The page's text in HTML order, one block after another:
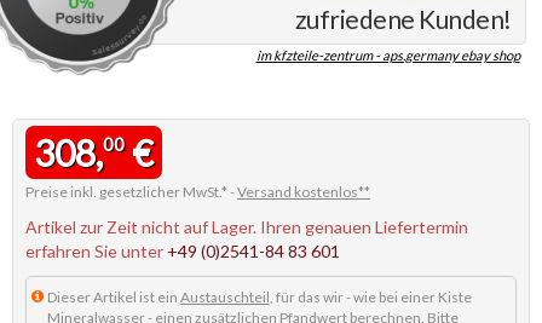
zufriedene Kunden!
im kfzteile-zentrum - aps.germany ebay shop
308,00€
Preise inkl. gesetzlicher MwSt.* -Versand kostenlos**
Artikel zur Zeit nicht auf Lager. Ihren genauen Liefertermin
erfahren Sie unter +49 (0)2541-84 83 601
Dieser Artikel ist ein Austauschteil, für das wir - wie bei einer Kiste
Mineralwasser - einen zusätzlichen Pfandwert berechnen. Bitte